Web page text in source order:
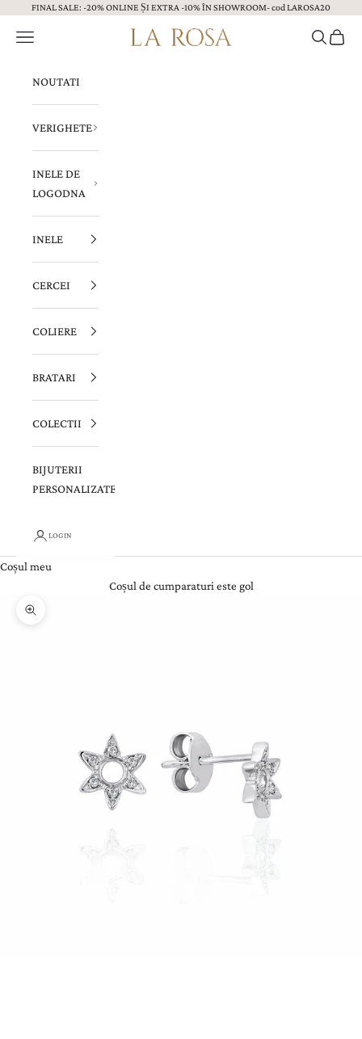
Sari la continut
FINAL SALE: -20% ONLINE ȘI EXTRA -10% ÎN SHOWROOM- cod LAROSA20
Bijuterii LA ROSA
Menu CautăCoș
NOUTATI
VERIGHETE
INELE DE
LOGODNA
INELE
CERCEI
COLIERE
BRATARI
COLECTII
BIJUTERII
PERSONALIZATE
LOGIN
Coșul meu
Coșul de cumparaturi este gol
Zoom